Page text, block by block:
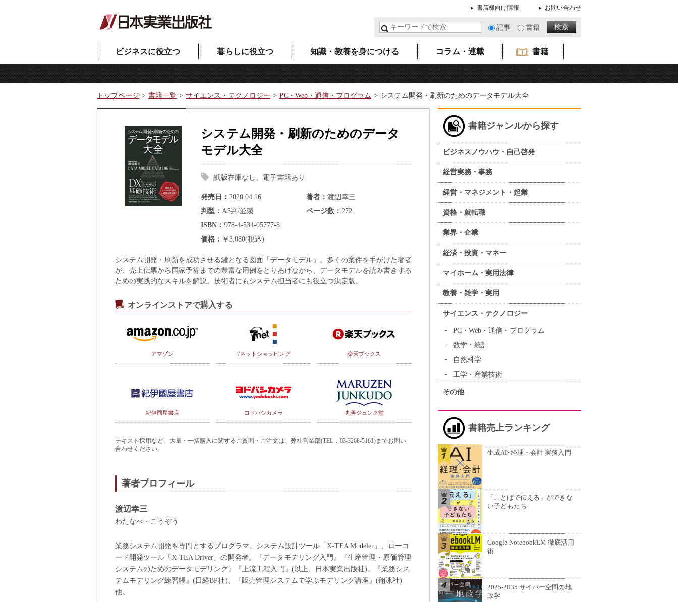
書店様向け情報 お問い合わせ
記事 書籍
ビジネスに役立つ 暮らしに役立つ 知識・教養を身につける コラム・連載 書籍
トップページ 書籍一覧 サイエンス・テクノロジー PC・Web・通信・プログラム システム開発・刷新のためのデータモデル大全
システム開発・刷新のためのデータ
モデル大全
紙版在庫なし、電子書籍あり
発売日 2020.04.16 著者
渡辺幸三
判型
A5判/並製 ページ数
272
ISBN
978-4-534-05777-8
価格
￥3,080(税込)
システム開発・刷新を成功させる鍵となる図面「データモデル」。多くの案件を手がけた著者
が、売上伝票から国家予算までの豊富な用例をとりあげながら、データモデルを読み書きする
ための実践的なスキルを解説。技術者にもシステム担当者にも役立つ決定版。
オンラインストアで購入する
アマゾン 7ネットショッピング 楽天ブックス
紀伊國屋書店 ヨドバシカメラ 丸善ジュンク堂
テキスト採用など、大量・一括購入に関するご質問・ご注文は、弊社営業部(TEL：03-3268-5161)までお問い
合わせください。
著者プロフィール
渡辺幸三
わたなべ・こうぞう
業務システム開発を専門とするプログラマ。システム設計ツール「X-TEA Modeler」、ローコ
ード開発ツール「X-TEA Driver」の開発者。『データモデリング入門』『生産管理・原価管理
システムのためのデータモデリング』『上流工程入門』(以上、日本実業出版社)、『業務シス
テムモデリング練習帳』(日経BP社)、『販売管理システムで学ぶモデリング講座』(翔泳社)
他。
書籍ジャンルから探す
ビジネスノウハウ・自己啓発
経営実務・事務
経営・マネジメント・起業
資格・就転職
業界・企業
経済・投資・マネー
マイホーム・実用法律
教養・雑学・実用
サイエンス・テクノロジー
PC・Web・通信・プログラム
数学・統計
自然科学
工学・産業技術
その他
書籍売上ランキング
生成AI×経理・会計 実務入門
「ことばで伝える」ができな
い子どもたち
Google NotebookLM 徹底活用
術
2025-2035 サイバー空間の地
政学